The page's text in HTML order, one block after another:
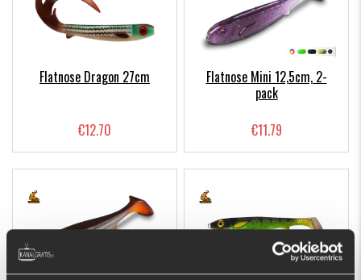
Flatnose Dragon 27cm
€12.70
Flatnose Mini 12,5cm, 2-
pack
€11.79